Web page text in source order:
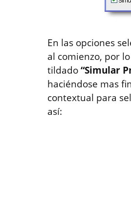
En las opciones
al comienzo, por
tildado“Simular
haciéndose mas
contextual para
así: